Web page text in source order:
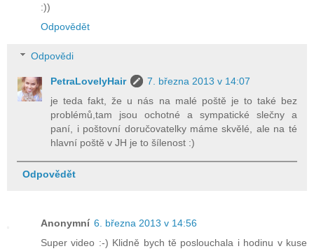
:))
Odpovědět
Odpovědi
PetraLovelyHair
7. března 2013 v 14:07
je teda fakt, že u nás na malé poště je to také bez
problémů,tam jsou ochotné a sympatické slečny a
paní, i poštovní doručovatelky máme skvělé, ale na té
hlavní poště v JH je to šílenost :)
Odpovědět
Anonymní 6. března 2013 v 14:56
Super video :-) Klidně bych tě poslouchala i hodinu v kuse